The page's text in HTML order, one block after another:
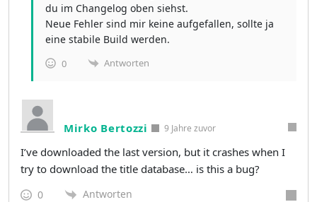
du im Changelog oben siehst.
Neue Fehler sind mir keine aufgefallen, sollte ja
eine stabile Build werden.
0 Antworten
Mirko Bertozzi 9 Jahre zuvor
I’ve downloaded the last version, but it crashes when I
try to download the title database… is this a bug?
0 Antworten